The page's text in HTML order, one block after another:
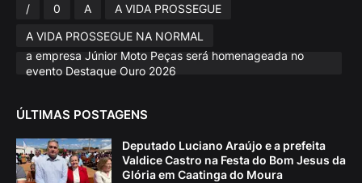
/ 0 A
A VIDA PROSSEGUE
A VIDA PROSSEGUE NA NORMAL
a empresa Júnior Moto Peças será homenageada no
evento Destaque Ouro 2026
ÚLTIMAS POSTAGENS
Deputado Luciano Araújo e a prefeita
Valdice Castro na Festa do Bom Jesus da
Glória em Caatinga do Moura